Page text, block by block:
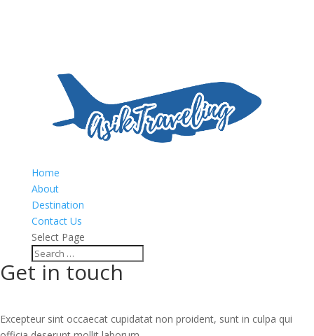
Home
About
Destination
Contact Us
Select Page
Get in touch
Excepteur sint occaecat cupidatat non proident, sunt in culpa qui